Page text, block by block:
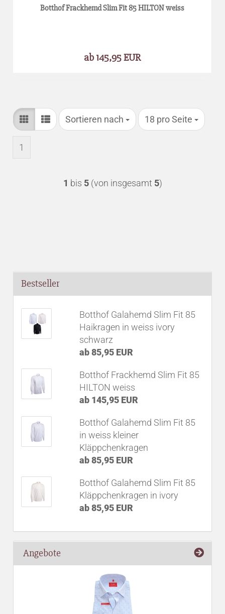
Botthof Frackhemd Slim Fit 85 HILTON weiss
ab 145,95 EUR
Sortieren nach
Sortieren nach 18 pro Seite
pro Seite
1
1 bis 5(von insgesamt 5)
Bestseller
Botthof Galahemd Slim Fit 85
Haikragen in weiss ivory
schwarz
ab 85,95 EUR
Botthof Frackhemd Slim Fit 85
HILTON weiss
ab 145,95 EUR
Botthof Galahemd Slim Fit 85
in weiss kleiner
Kläppchenkragen
ab 85,95 EUR
Botthof Galahemd Slim Fit 85
Kläppchenkragen in ivory
ab 85,95 EUR
Angebote